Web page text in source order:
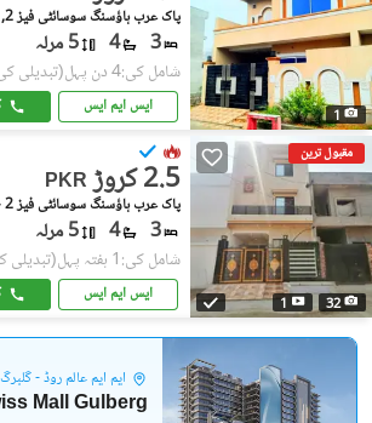
1
پاک عرب ہاؤسنگ سوسائٹی فیز 2, پاک عرب ہاؤسنگ سوسائٹی
3
4 5 مرلہ
شامل کی:4 دن پہل (تبدیلی کی
ایس ایم ایس
مقبول ترین
32
1
PKR 2.5 کروڑ
3
4 5 مرلہ
شامل کی:1 ہفتہ پہل (تبدیلی کی
ایس ایم ایس
ایم ایم عالم روڈ - گلبرگ
Mall Gulberg